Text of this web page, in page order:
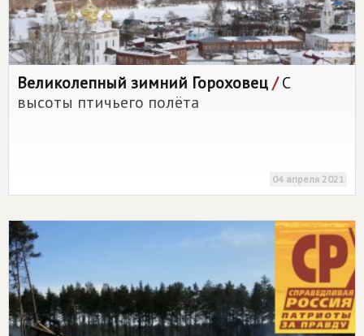
Великолепный зимний Гороховец/С
высоты птичьего полёта
04 апреля 2021